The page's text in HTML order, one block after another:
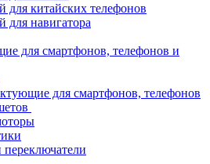
для китайских телефонов
для навигатора
для смартфонов, телефонов и
для смартфонов, телефонов